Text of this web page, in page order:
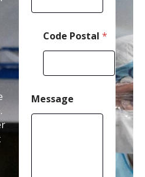
Code Postal *
Message